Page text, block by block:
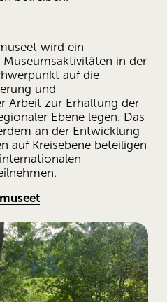
wird ein
in der
auf die
und
Arbeit zur Erhaltung der
Ebene legen. Das
an der Entwicklung
auf Kreisebene beteiligen